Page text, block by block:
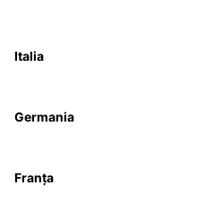
Italia
Germania
Franța